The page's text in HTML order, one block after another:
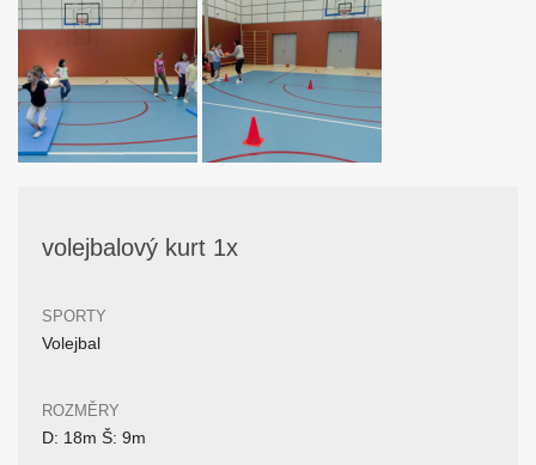
volejbalový kurt 1x
SPORTY
Volejbal
ROZMĚRY
D: 18m Š: 9m